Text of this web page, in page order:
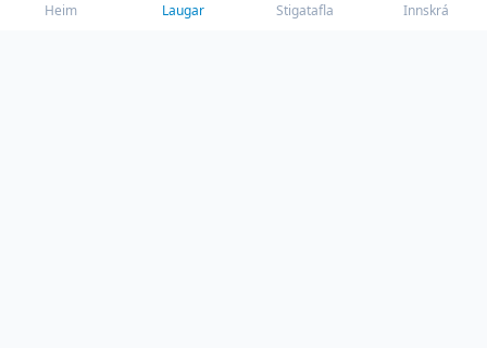
Heim Laugar Stigatafla Innskrá